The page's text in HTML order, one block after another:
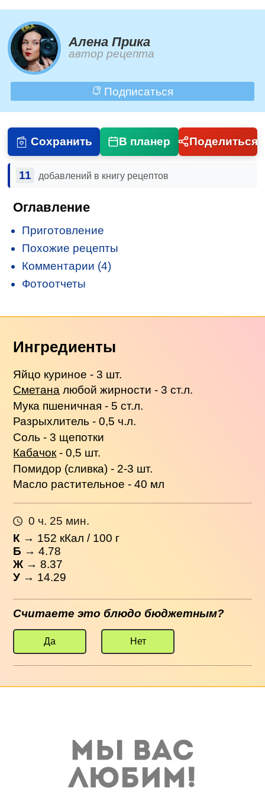
Алена Прика
автор рецепта
Подписаться
Сохранить В планер Поделиться
11 добавлений в книгу рецептов
Оглавление
Приготовление
Похожие рецепты
Комментарии (4)
Фотоотчеты
Ингредиенты
Яйцо куриное - 3 шт.
Сметана любой жирности - 3 ст.л.
Мука пшеничная - 5 ст.л.
Разрыхлитель - 0,5 ч.л.
Соль - 3 щепотки
Кабачок- 0,5 шт.
Помидор (сливка) - 2-3 шт.
Масло растительное - 40 мл
0 ч. 25 мин.
К → 152 кКал / 100 г
Б → 4.78
Ж → 8.37
У → 14.29
Считаете это блюдо бюджетным?
Да Нет